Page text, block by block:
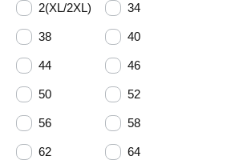
2(XL/2XL) 34
38 40
44 46
50 52
56 58
62 64